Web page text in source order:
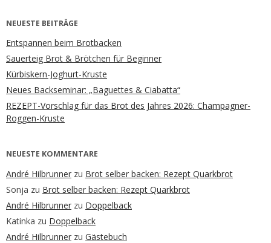
NEUESTE BEITRÄGE
Entspannen beim Brotbacken
Sauerteig Brot & Brötchen für Beginner
Kürbiskern-Joghurt-Kruste
Neues Backseminar: „Baguettes & Ciabatta“
REZEPT-Vorschlag für das Brot des Jahres 2026: Champagner-
Roggen-Kruste
NEUESTE KOMMENTARE
André Hilbrunner zu Brot selber backen: Rezept Quarkbrot
Sonja zu Brot selber backen: Rezept Quarkbrot
André Hilbrunner zu Doppelback
Katinka zu Doppelback
André Hilbrunner zu Gästebuch